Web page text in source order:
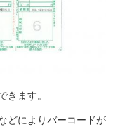
きます。
どによりバーコードが